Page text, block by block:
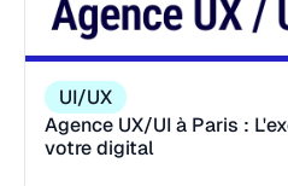
UI/UX
Agence UX/UI à Paris :
votre digital